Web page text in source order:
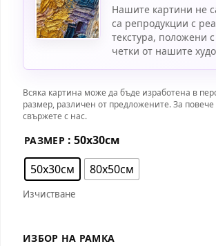
Нашите картини не
са репродукции с
текстура, положени
четки от нашите
Всяка картина може да бъде изработена в
размер, различен от предложените. За
свържете с нас.
РАЗМЕР : 50х30см
50х30см
80х50см
Изчистване
ИЗБОР НА РАМКА